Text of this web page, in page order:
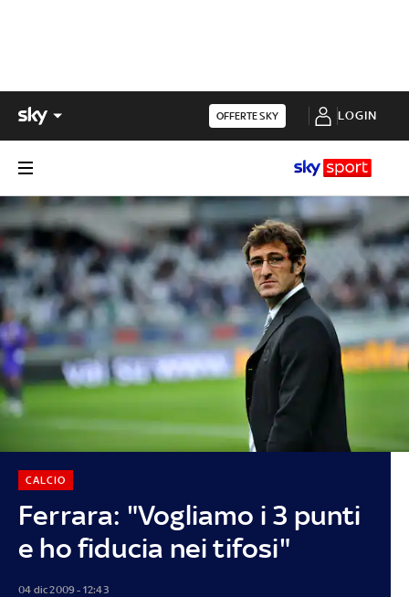
OFFERTE SKY LOGIN
Ferrara: "Vogliamo i 3 punti
e ho fiducia nei tifosi"
CALCIO
04 dic 2009 - 12:43